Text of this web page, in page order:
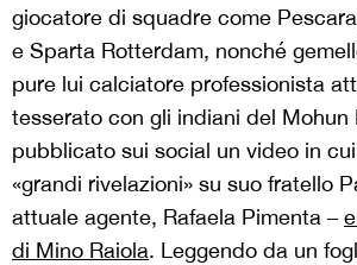
giocatore di squadre come
e Sparta Rotterdam, nonché
pure lui calciatore professionista
tesserato con gli indiani del Mohun
pubblicato sui social un video in
«grandi rivelazioni» su suo fratello
attuale agente, Rafaela Pimenta –
di Mino Raiola. Leggendo da un